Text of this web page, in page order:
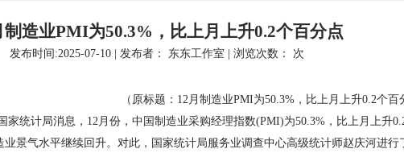
制造业PMI为50.3%，比上月上升0.2个百分点
发布时间:2025-07-10 | 发布者： 东东工作室 | 浏览次数： 次
（原标题：12月制造业PMI为50.3%，比上月上升0.2个百
家统计局消息，12月份，中国制造业采购经理指数(PMI)为50.3%，比上月上升
业景气水平继续回升。对此，国家统计局服务业调查中心高级统计师赵庆河进行